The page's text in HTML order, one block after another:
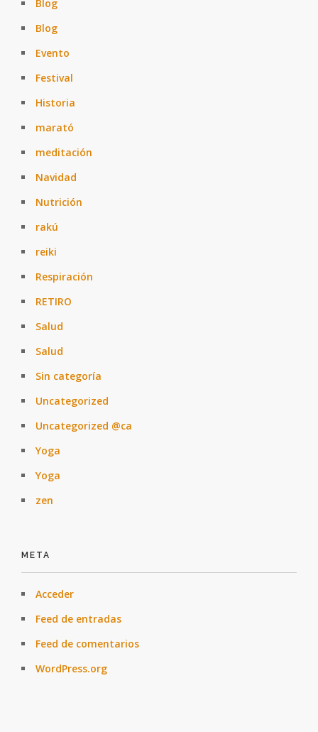
Blog
Blog
Evento
Festival
Historia
marató
meditación
Navidad
Nutrición
rakú
reiki
Respiración
RETIRO
Salud
Salud
Sin categoría
Uncategorized
Uncategorized @ca
Yoga
Yoga
zen
META
Acceder
Feed de entradas
Feed de comentarios
WordPress.org